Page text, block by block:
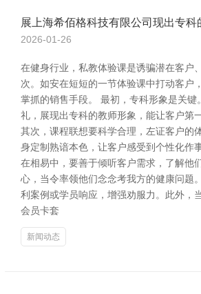
展上海希佰格科技有限公司现出专科
2026-01-26
在健身行业，私教体验课是诱骗潜在客户
次。如安在短短的一节体验课中打动客户
掌抓的销售手段。 最初，专科形象是关键
礼，展现出专科的教师形象，能让客户第
其次，课程联想要科学合理，左证客户的
身定制熟谙本色，让客户感受到个性化作
在相易中，要善于倾听客户需求，了解他
心，当令率领他们念念考我方的健康问题
利案例或学员响应，增强劝服力。此外，
会员卡套
新闻动态